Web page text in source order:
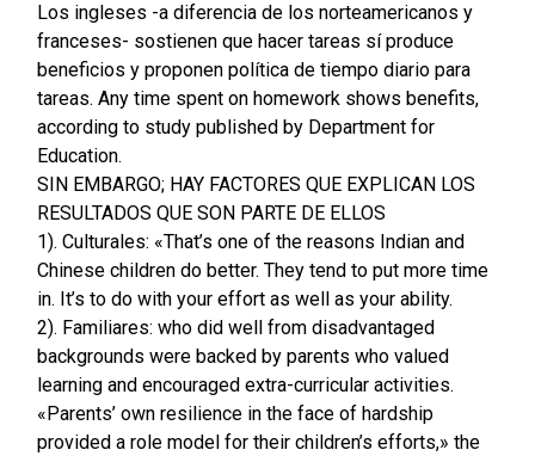
Los ingleses -a diferencia de los norteamericanos y
franceses- sostienen que hacer tareas sí produce
beneficios y proponen política de tiempo diario para
tareas. Any time spent on homework shows benefits,
according to study published by Department for
Education.
SIN EMBARGO; HAY FACTORES QUE EXPLICAN LOS
RESULTADOS QUE SON PARTE DE ELLOS
1). Culturales: «That’s one of the reasons Indian and
Chinese children do better. They tend to put more time
in. It’s to do with your effort as well as your ability.
2). Familiares: who did well from disadvantaged
backgrounds were backed by parents who valued
learning and encouraged extra-curricular activities.
«Parents’ own resilience in the face of hardship
provided a role model for their children’s efforts,» the